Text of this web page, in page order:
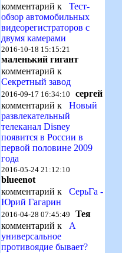
комментарий к Тест-
обзор автомобильных
видеорегистраторов с
двумя камерами
2016-10-18 15:15:21
маленький гигант
комментарий к
Секретный завод
2016-09-17 16:34:10 сергей
комментарий к Новый
развлекательный
телеканал Disney
появится в России в
первой половине 2009
года
2016-05-24 21:12:10
blueenot
комментарий к СерьГа -
Юрий Гагарин
2016-04-28 07:45:49 Тея
комментарий к А
универсальное
противоядие бывает?